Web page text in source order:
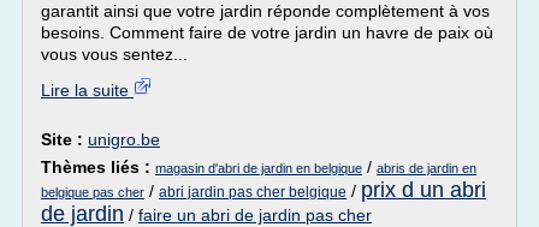
garantit ainsi que votre jardin réponde complètement à vos
besoins. Comment faire de votre jardin un havre de paix où
vous vous sentez...
Lire la suite
Site : unigro.be
Thèmes liés : magasin d'abri de jardin en belgique / abris de jardin en
belgique pas cher / abri jardin pas cher belgique / prix d un abri
de jardin / faire un abri de jardin pas cher